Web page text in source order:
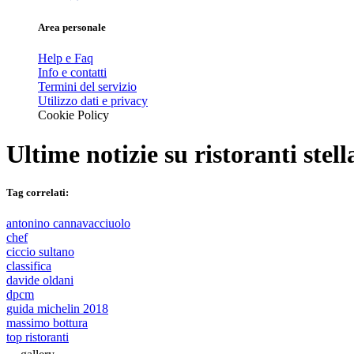
Area personale
Help e Faq
Info e contatti
Termini del servizio
Utilizzo dati e privacy
Cookie Policy
Ultime notizie su ristoranti
Tag correlati:
antonino cannavacciuolo
chef
ciccio sultano
classifica
davide oldani
dpcm
guida michelin 2018
massimo bottura
top ristoranti